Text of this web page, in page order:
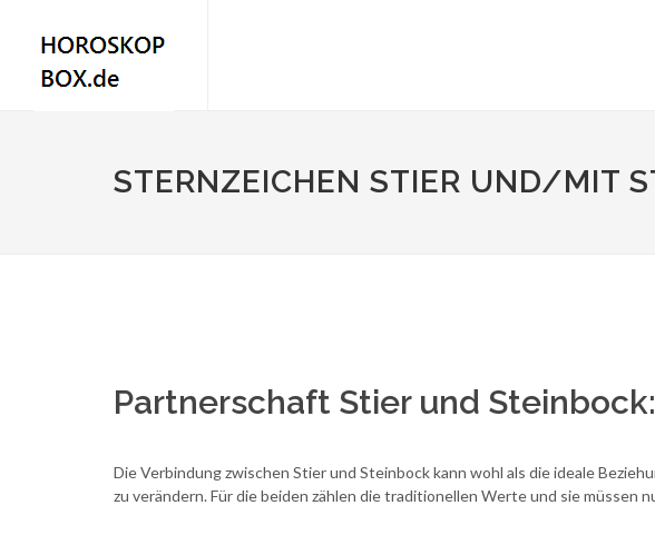
STERNZEICHEN STIER UND/MIT
Partnerschaft Stier und
Die Verbindung zwischen Stier und Steinbock kann wohl als die ideale
zu verändern. Für die beiden zählen die traditionellen Werte und sie